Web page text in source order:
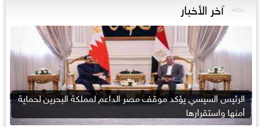
آخر الأخبار
الرئيس السيسي يؤكد موقف مصر الداعم لمملكة البحرين لحماية
أمنها واستقرارها